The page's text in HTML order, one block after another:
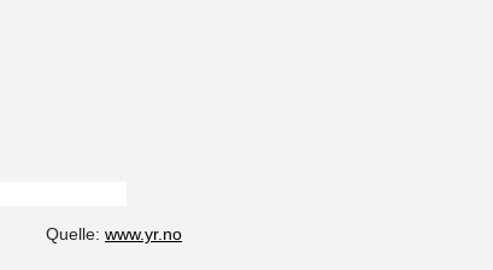
Quelle: www.yr.no